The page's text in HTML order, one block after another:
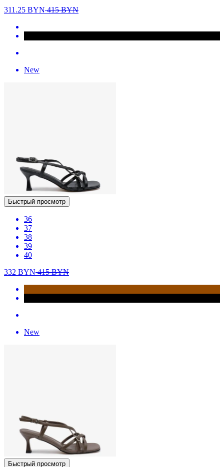
311.25 BYN415BYN
New
Быстрый просмотр
36
37
38
39
40
332 BYN415BYN
New
Быстрый просмотр